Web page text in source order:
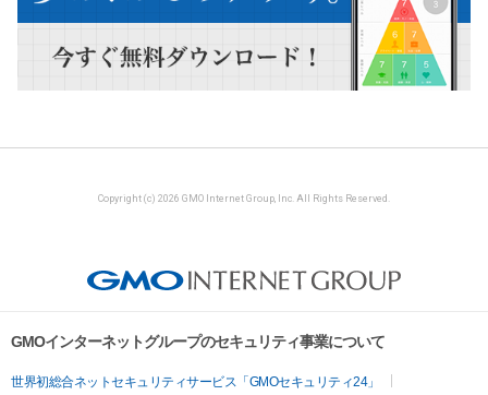
Copyright (c) 2026 GMO Internet Group, Inc. All Rights Reserved.
GMOインターネットグループのセキュリティ事業について
世界初総合ネットセキュリティサービス「GMOセキュリティ24」